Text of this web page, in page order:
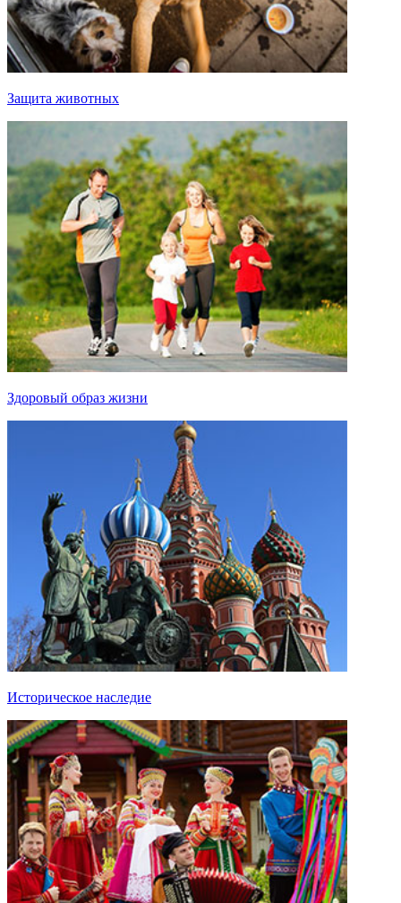
Защита животных
Здоровый образ жизни
Историческое наследие